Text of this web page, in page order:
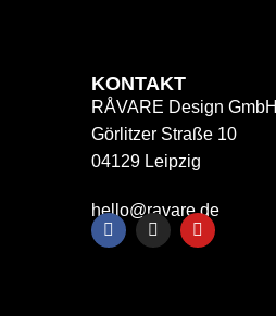
KONTAKT
RÅVARE Design GmbH
Görlitzer Straße 10
04129 Leipzig
hello@ravare.de